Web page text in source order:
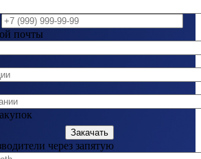
почты
Закачать
через запятую